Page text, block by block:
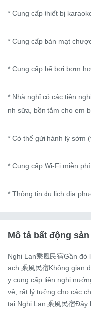
* Cung cấp thiết bị
* Cung cấp bàn mạt
* Cung cấp bể bơi bơm
* Nhà nghỉ có các tiện
nh sữa, bồn tắm cho em
* Có thể gửi hành lý sớm
* Cung cấp Wi-Fi miễn phí.
* Thông tin du lịch địa
Mô tả bất động sản
Nghi Lan乘風民宿Gần đó
ach.乘風民宿Không gian
y cung cấp tiện nghi
vẻ, rất lý tưởng cho các
tại Nghi Lan.乘風民宿Đây